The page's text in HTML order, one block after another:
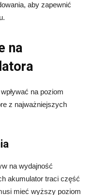
aby zapewnić
na
na poziom
z najważniejszych
na wydajność
akumulator traci część
mieć wyższy poziom